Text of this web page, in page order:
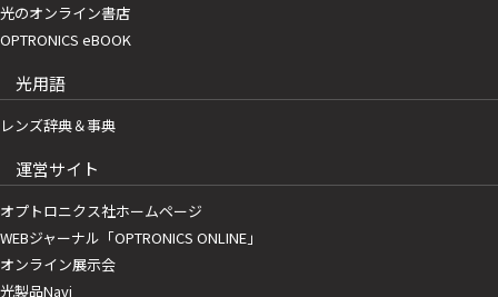
光のオンライン書店
OPTRONICS eBOOK
光用語
レンズ辞典＆事典
運営サイト
オプトロニクス社ホームページ
WEBジャーナル「OPTRONICS ONLINE」
オンライン展示会
光製品Navi